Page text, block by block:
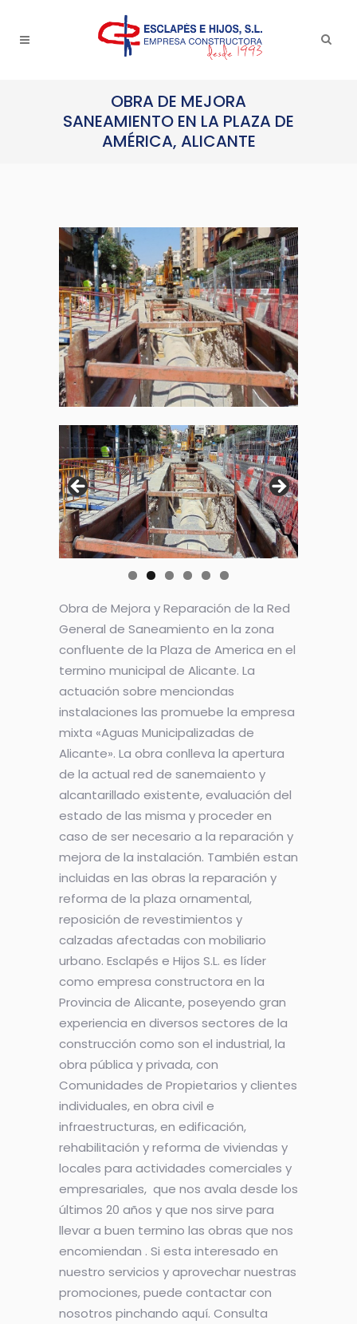
OBRA DE MEJORA
SANEAMIENTO EN LA PLAZA DE
AMÉRICA, ALICANTE
Obra de Mejora y Reparación de la Red
General de Saneamiento en la zona
confluente de la Plaza de America en el
termino municipal de Alicante. La
actuación sobre menciondas
instalaciones las promuebe la empresa
mixta «Aguas Municipalizadas de
Alicante». La obra conlleva la apertura
de la actual red de sanemaiento y
alcantarillado existente, evaluación del
estado de las misma y proceder en
caso de ser necesario a la reparación y
mejora de la instalación. También estan
incluidas en las obras la reparación y
reforma de la plaza ornamental,
reposición de revestimientos y
calzadas afectadas con mobiliario
urbano. Esclapés e Hijos S.L. es líder
como empresa constructora en la
Provincia de Alicante, poseyendo gran
experiencia en diversos sectores de la
construcción como son el industrial, la
obra pública y privada, con
Comunidades de Propietarios y clientes
individuales, en obra civil e
infraestructuras, en edificación,
rehabilitación y reforma de viviendas y
locales para actividades comerciales y
empresariales, que nos avala desde los
últimos 20 años y que nos sirve para
llevar a buen termino las obras que nos
encomiendan . Si esta interesado en
nuestro servicios y aprovechar nuestras
promociones, puede contactar con
nosotros pinchando aquí. Consulta